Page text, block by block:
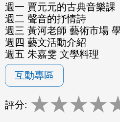
週一 賈元元的古典音樂課
週二 聲音的抒情詩
週三 黃河老師 藝術市場
週四 藝文活動介紹
週五 朱嘉雯 文學料理
互動專區
評分: ★★★★